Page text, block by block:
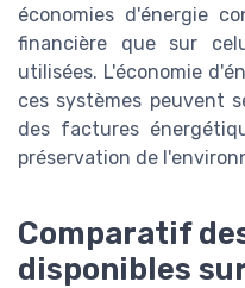
économies d'énergie
financière que sur
utilisées. L'économie
ces systèmes peuvent
des factures
préservation de
Comparatif
disponibles